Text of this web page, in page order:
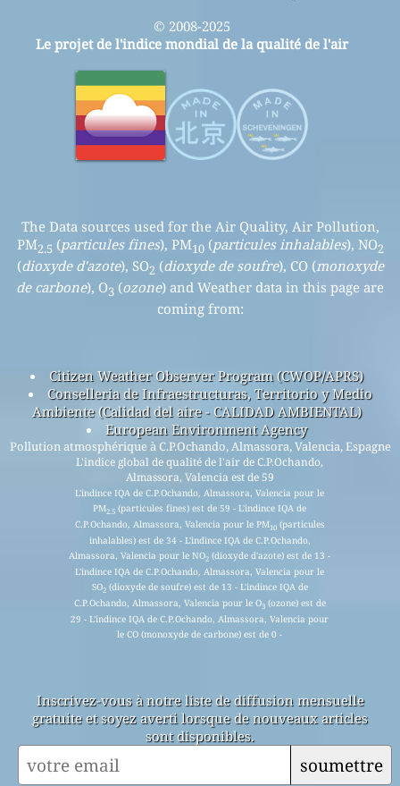
© 2008-2025
Le projet de l'indice mondial de la qualité de l'air
The Data sources used for the Air Quality, Air Pollution,
PM2.5 (particules fines), PM10(particules inhalables), NO2
(dioxyde d'azote), SO2 (dioxyde de soufre), CO (monoxyde
de carbone), O3 (ozone) and Weather data in this page are
coming from:
Citizen Weather Observer Program (CWOP/APRS)
Conselleria de Infraestructuras, Territorio y Medio
Ambiente (Calidad del aire - CALIDAD AMBIENTAL)
European Environment Agency
Pollution atmosphérique à C.P.Ochando, Almassora, Valencia, Espagne
L'indice global de qualité de l'air de C.P.Ochando,
Almassora, Valencia est de 59
L'indince IQA de C.P.Ochando, Almassora, Valencia pour le
PM2.5 (particules fines) est de 59 - L'indince IQA de
C.P.Ochando, Almassora, Valencia pour le PM10(particules
inhalables) est de 34 - L'indince IQA de C.P.Ochando,
Almassora, Valencia pour le NO2 (dioxyde d'azote) est de 13 -
L'indince IQA de C.P.Ochando, Almassora, Valencia pour le
SO2(dioxyde de soufre) est de 13 - L'indince IQA de
C.P.Ochando, Almassora, Valencia pour le O3(ozone) est de
29 - L'indince IQA de C.P.Ochando, Almassora, Valencia pour
le CO (monoxyde de carbone) est de 0 -
Inscrivez-vous à notre liste de diffusion mensuelle
gratuite et soyez averti lorsque de nouveaux articles
sont disponibles.
soumettre